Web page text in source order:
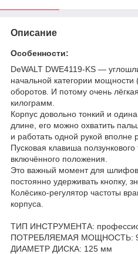
Описание
Особенности:
DeWALT DWE4119‑KS —
начальной категории мощности
оборотов. И потому очень
килограмм.
Корпус довольно тонкий и
длине, его можно охватить
и работать одной рукой вполне
Пусковая клавиша
включённого положения.
Это важный момент для
постоянно удерживать кнопку,
Колёсико-регулятор частоты
корпуса.
ТИП ИНСТРУМЕНТА:
ПОТРЕБЛЯЕМАЯ МОЩНОСТЬ:
ДИАМЕТР ДИСКА: 125 мм